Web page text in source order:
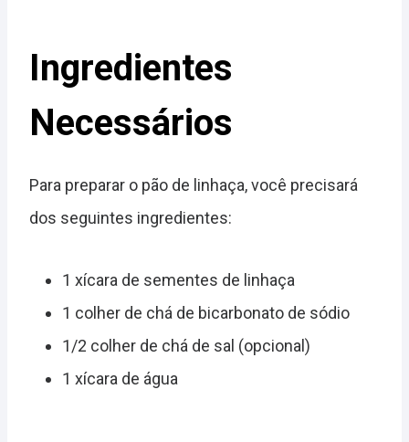
Ingredientes
Necessários
Para preparar o pão de linhaça, você precisará
dos seguintes ingredientes:
1 xícara de sementes de linhaça
1 colher de chá de bicarbonato de sódio
1/2 colher de chá de sal (opcional)
1 xícara de água